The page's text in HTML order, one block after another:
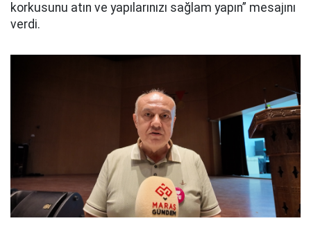
korkusunu atın ve yapılarınızı sağlam yapın” mesajını
verdi.